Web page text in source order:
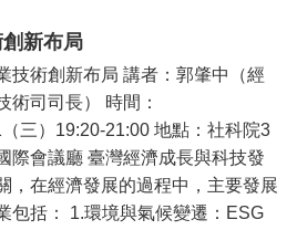
新布局
技術創新布局 講者：郭肇中（經
術司司長） 時間：
三）19:20-21:00 地點：社科院3
際會議廳 臺灣經濟成長與科技發
，在經濟發展的過程中，主要發展
包括： 1.環境與氣候變遷：ESG